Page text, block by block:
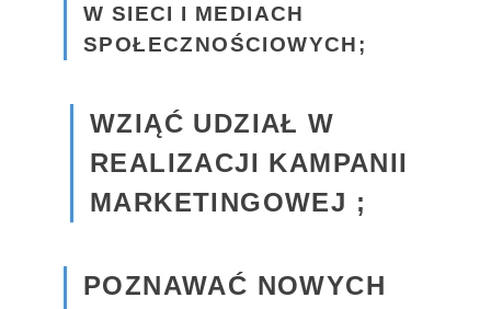
W SIECI I MEDIACH
SPOŁECZNOŚCIOWYCH;
WZIĄĆ UDZIAŁ W
REALIZACJI KAMPANII
MARKETINGOWEJ ;
POZNAWAĆ NOWYCH